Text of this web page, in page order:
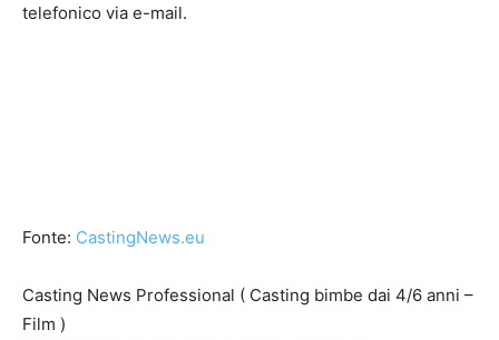
telefonico via e-mail.
Fonte: CastingNews.eu
Casting News Professional ( Casting bimbe dai 4/6 anni –
Film )